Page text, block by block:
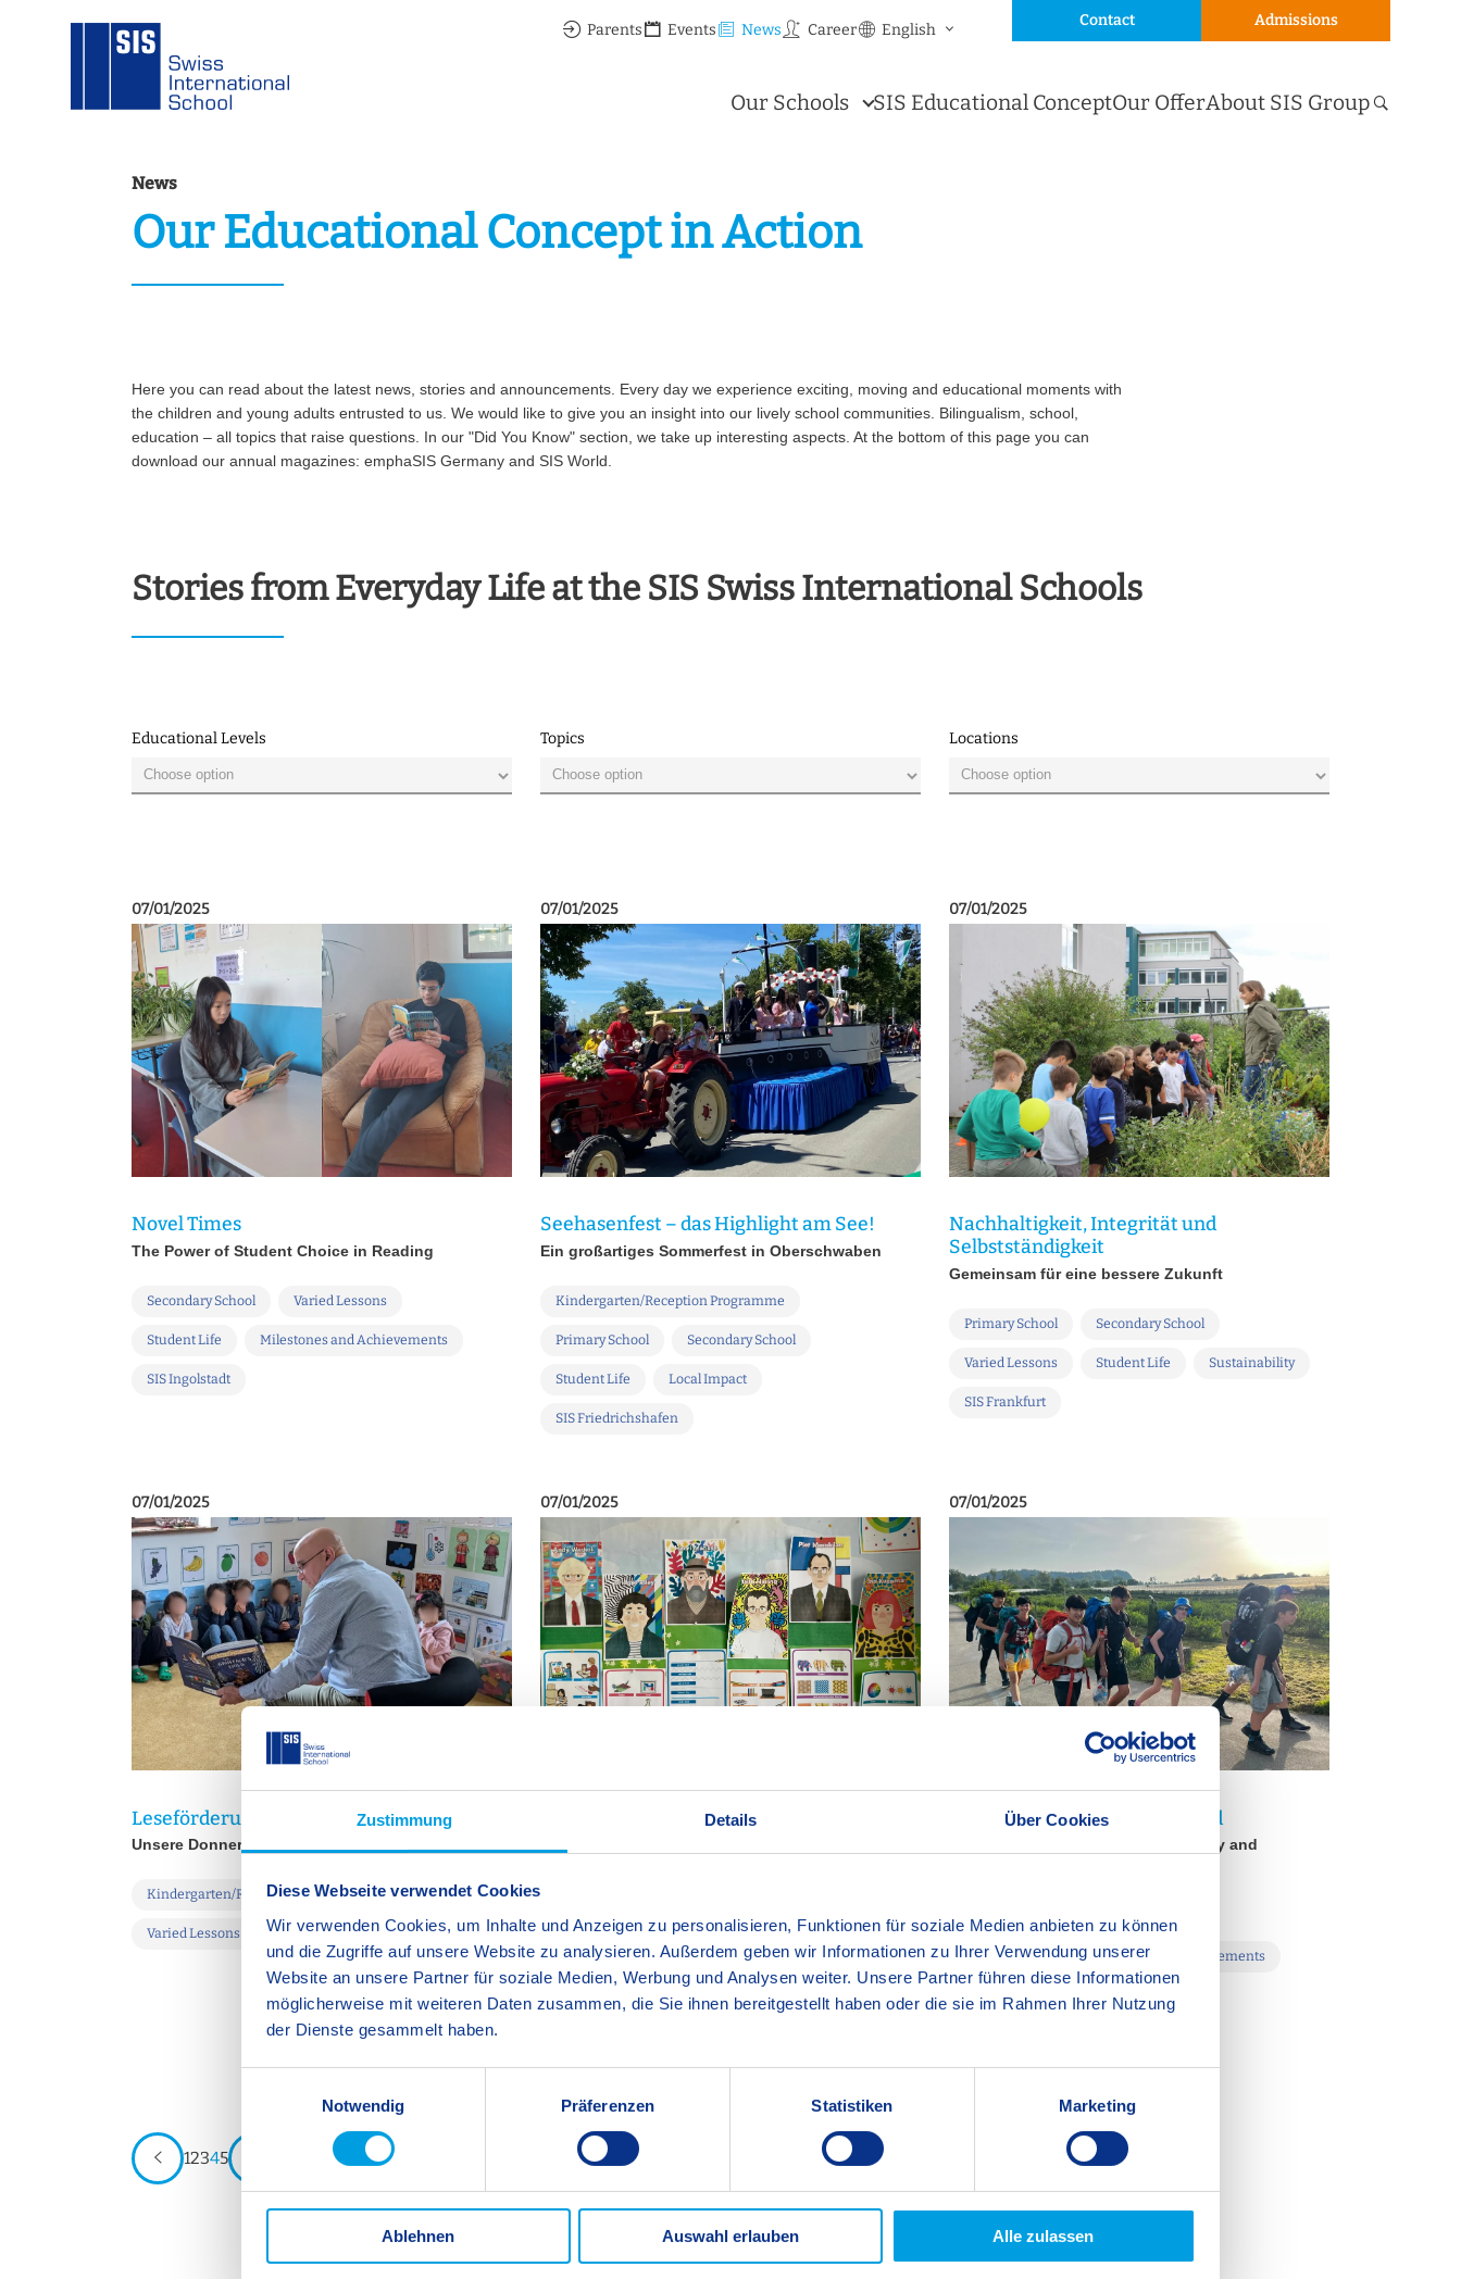
Zustimmung Details Über Cookies
Diese Webseite verwendet Cookies
Wir verwenden Cookies, um Inhalte und Anzeigen zu personalisieren, Funktionen für soziale Medien anbieten zu können
und die Zugriffe auf unsere Website zu analysieren. Außerdem geben wir Informationen zu Ihrer Verwendung unserer
Website an unsere Partner für soziale Medien, Werbung und Analysen weiter. Unsere Partner führen diese Informationen
möglicherweise mit weiteren Daten zusammen, die Sie ihnen bereitgestellt haben oder die sie im Rahmen Ihrer Nutzung
der Dienste gesammelt haben.
n
i
Notwendig Präferenzen Statistiken Marketing
Ablehnen Auswahl erlauben Alle zulassen
Contact Admissions
Parents Events News Career English
Our Schools SIS Educational ConceptOur OfferAbout SIS Group
News
Our Educational Concept in Action
Here you can read about the latest news, stories and announcements. Every day we experience exciting, moving and educational moments with
the children and young adults entrusted to us. We would like to give you an insight into our lively school communities. Bilingualism, school,
education – all topics that raise questions. In our "Did You Know" section, we take up interesting aspects. At the bottom of this page you can
download our annual magazines: emphaSIS Germany and SIS World.
Stories from Everyday Life at the SIS Swiss International Schools
Educational Levels Topics Locations
07/01/2025
Novel Times
The Power of Student Choice in Reading
Secondary School Varied Lessons
Student Life Milestones and Achievements
SIS Ingolstadt
07/01/2025
Seehasenfest – das Highlight am See!
Ein großartiges Sommerfest in Oberschwaben
Kindergarten/Reception Programme
Primary School Secondary School
Student Life Local Impact
SIS Friedrichshafen
07/01/2025
Nachhaltigkeit, Integrität und
Selbstständigkeit
Gemeinsam für eine bessere Zukunft
Primary School Secondary School
Varied Lessons Student Life Sustainability
SIS Frankfurt
07/01/2025
Leseförderung im Kindergarten
Unsere Donnerstage voller Geschichten
Kindergarten/Reception Programme
Varied Lessons Student Life SIS Berlin
07/01/2025
Schülerinnen und Schüler stärken, für sich
aktiv mitgestalten
Varied Lessons Student Life
07/01/2025
The Duke of Edinburgh’s Award
Builds skills through service, activity and
Secondary School Varied Lessons
Student Life Milestones and Achievements
SIS Friedrichshafen
12345